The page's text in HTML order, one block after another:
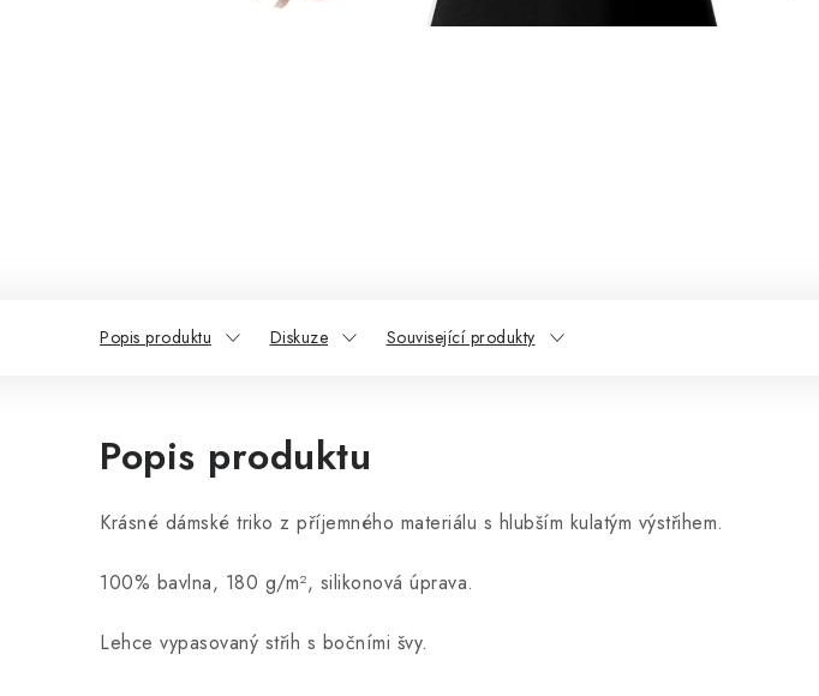
Popis produktu Diskuze Související produkty
Popis produktu
Krásné dámské triko z příjemného materiálu s hlubším kulatým výstřihem.
100% bavlna, 180 g/m², silikonová úprava.
Lehce vypasovaný střih s bočními švy.